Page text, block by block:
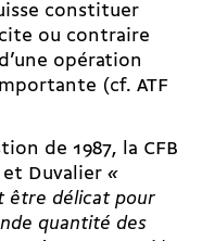
constituer
ou contraire
opération
(cf. ATF
de 1987, la CFB
et Duvalier «
être délicat pour
quantité des